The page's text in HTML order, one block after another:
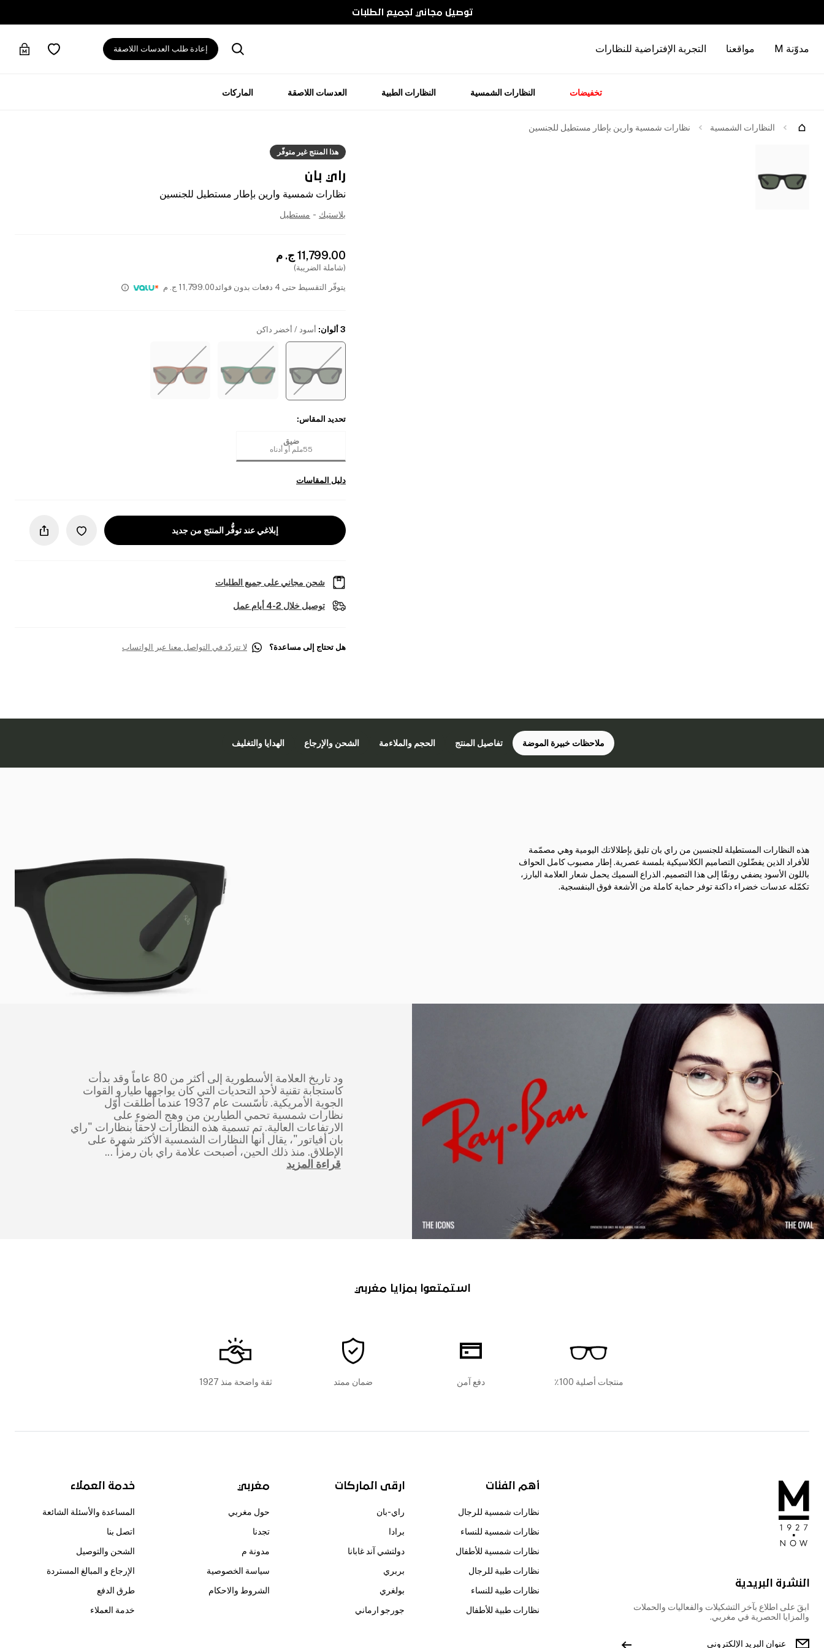
توصيل مجاني لجميع الطلبات
مدوّنة M مواقعنا التجربة الإفتراضية للنظارات إعادة طلب العدسات اللاصقة
تخفيضات النظارات الشمسية النظارات الطبية العدسات اللاصقة الماركات
النظارات الشمسية نظارات شمسية وارين بإطار مستطيل للجنسين
هذا المنتج غير متوفّر
راي بان
نظارات شمسية وارين بإطار مستطيل للجنسين
بلاستيك - مستطيل
11,799.00 ج. م
(شاملة الضريبة)
يتوفّر التقسيط حتى 4 دفعات بدون فوائد 11,799.00 ج. م
3 ألوان : أسود / أخضر داكن
تحديد المقاس:
ضيق
55ملم أو أدناه
دليل المقاسات
إبلاغي عند توفُّر المنتج من جديد
شحن مجاني على جميع الطلبات
توصيل خلال 2-4 أيام عمل
هل تحتاج إلى مساعدة؟ لا تتردّد في التواصل معنا عبر الواتساب
ملاحظات خبيرة الموضة تفاصيل المنتج الحجم والملاءمة الشحن والإرجاع الهدايا والتغليف
هذه النظارات المستطيلة للجنسين من راي بان تليق بإطلالاتك اليومية وهي مصمّمة
للأفراد الذين يفضّلون التصاميم الكلاسيكية بلمسة عصرية. إطار مصبوب كامل الحواف
باللون الأسود يضفي رونقًا إلى هذا التصميم. الذراع السميك يحمل شعار العلامة البارز،
تكمّله عدسات خضراء داكنة توفر حماية كاملة من الأشعة فوق البنفسجية.
ود تاريخ العلامة الأسطورية إلى أكثر من 80 عاماً وقد بدأت
كاستجابة تقنية لأحد التحديات التي كان يواجهها طيارو القوات
الجوية الأمريكية. تأسّست عام 1937 عندما أطلقت أوّل
نظارات شمسية تحمي الطيارين من وهج الضوء على
الارتفاعات العالية. تم تسمية هذه النظارات لاحقاً بنظارات "راي
بان أفياتور"، يقال أنها النظارات الشمسية الأكثر شهرة على
الإطلاق. منذ ذلك الحين، أصبحت علامة راي بان رمزاً ...
قراءة المزيد
استمتعوا بمزايا مغربي
منتجات أصلية 100٪ دفع آمن ضمان ممتد ثقة واضحة منذ 1927
النشرة البريدية
ابقَ على اطلاع بآخر التشكيلات والفعاليات والحملات
والمزايا الحصرية في مغربي.
أهم الفئات
نظارات شمسية للرجال
نظارات شمسية للنساء
نظارات شمسية للأطفال
نظارات طبية للرجال
نظارات طبية للنساء
نظارات طبية للأطفال
ارقى الماركات
راي-بان
برادا
دولتشي آند غابانا
بربري
بولغري
جورجو ارماني
مغربي
حول مغربي
تجدنا
مدونة م
سياسة الخصوصية
الشروط والاحكام
خدمة العملاء
المساعدة والأسئلة الشائعة
اتصل بنا
الشحن والتوصيل
الإرجاع و المبالغ المستردة
طرق الدفع
خدمة العملاء